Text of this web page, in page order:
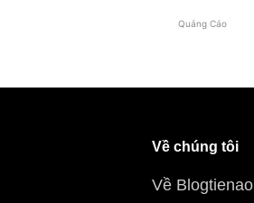
Quảng Cáo
Về chúng tôi
Về Blogtienao